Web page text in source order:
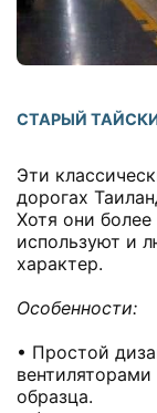
СТАРЫЙ
Эти
дорогах
Хотя они
используют и
характер.
Особенности:
• Простой
образца.